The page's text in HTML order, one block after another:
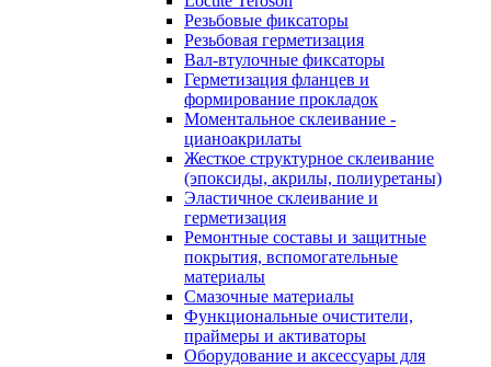
Резьбовые фиксаторы
Резьбовая герметизация
Вал-втулочные фиксаторы
Герметизация фланцев и
формирование прокладок
Моментальное склеивание -
цианоакрилаты
Жесткое структурное склеивание
(эпоксиды, акрилы, полиуретаны)
Эластичное склеивание и
герметизация
Ремонтные составы и защитные
покрытия, вспомогательные
материалы
Смазочные материалы
Функциональные очистители,
праймеры и активаторы
Оборудование и аксессуары для